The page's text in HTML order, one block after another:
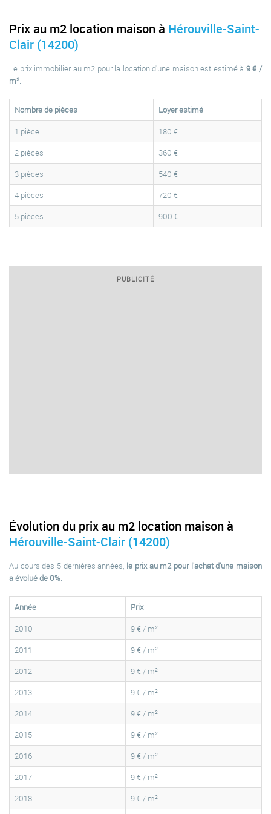
Prix au m2 location maison à Hérouville-Saint-
Clair (14200)
Le prix immobilier au m2 pour la location d'une maison est estimé à 9 € /
m².
Nombre de pièces
Loyer estimé
1 pièce
180 €
2 pièces
360 €
3 pièces
540 €
4 pièces
720 €
5 pièces
900 €
PUBLICITÉ
Évolution du prix au m2 location maison à
Hérouville-Saint-Clair (14200)
Au cours des 5 dernières années, le prix au m2 pour l'achat d'une maison
a évolué de 0%.
Année
Prix
2010
9 € / m²
2011
9 € / m²
2012
9 € / m²
2013
9 € / m²
2014
9 € / m²
2015
9 € / m²
2016
9 € / m²
2017
9 € / m²
2018
9 € / m²